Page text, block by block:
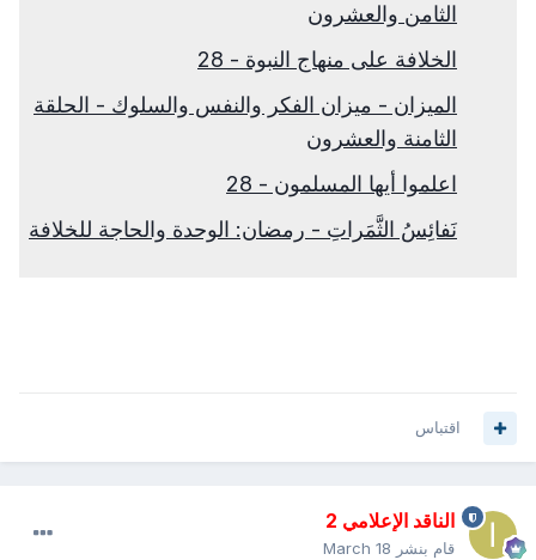
الثامن والعشرون
الخلافة على منهاج النبوة - 28
الميزان - ميزان الفكر والنفس والسلوك - الحلقة
الثامنة والعشرون
اعلموا أيها المسلمون - 28
نَفائِسُ الثَّمَراتِ - رمضان: الوحدة والحاجة للخلافة
اقتباس
الناقد الإعلامي 2
قام بنشر March 18